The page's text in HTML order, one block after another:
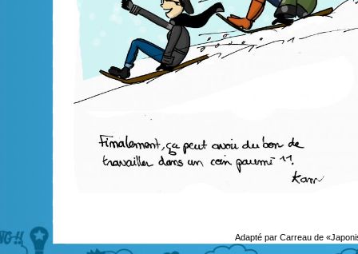
Adapté par Carreau de